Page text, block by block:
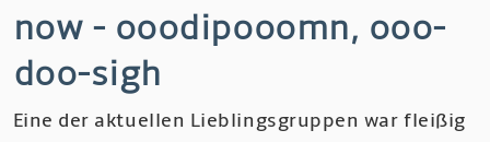
Supernova
now - ooodipooomn, ooo-
doo-sigh
Eine der aktuellen Lieblingsgruppen war fleißig